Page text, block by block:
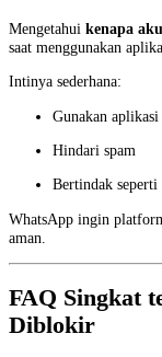
Mengetahui kenapa
saat menggunakan
Intinya sederhana:
Gunakan aplikasi
Hindari spam
Bertindak seperti
WhatsApp ingin
aman.
FAQ Singkat
Diblokir